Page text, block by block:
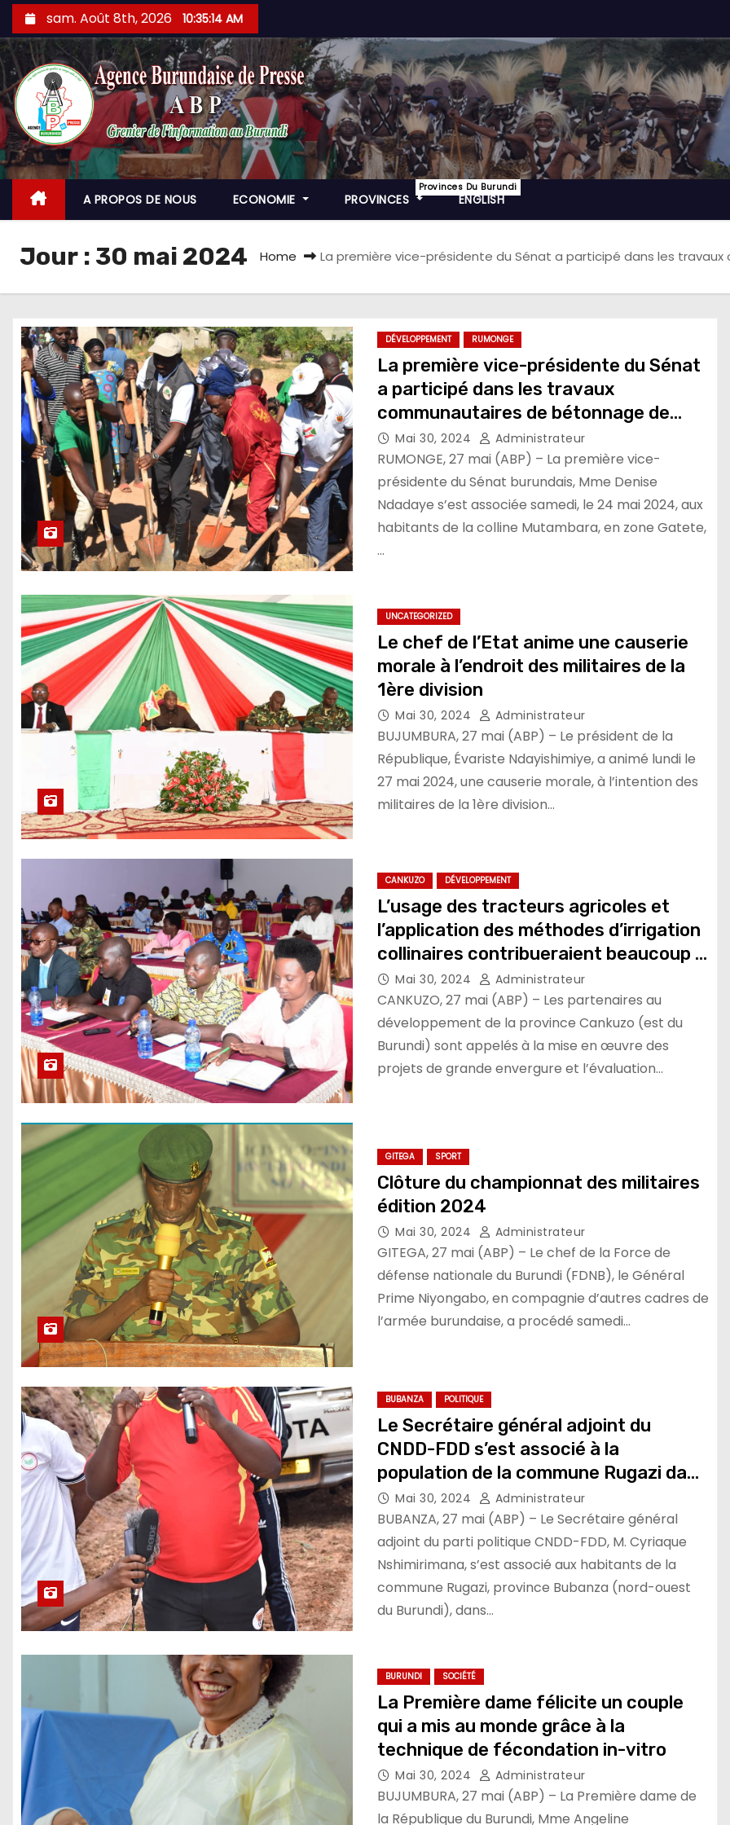
Skip
to
content
sam. Août 8th, 2026 10:35:15 AM
A PROPOS DE NOUS ECONOMIE PROVINCES
Provinces Du Burundi
ENGLISH
Jour : 30 mai 2024 Home La première vice-présidente du Sénat a participé dans les
DÉVELOPPEMENT RUMONGE
La première vice-présidente du Sénat
a participé dans les travaux
communautaires de bétonnage de
deux salles de classe
Mai 30, 2024 Administrateur
RUMONGE, 27 mai (ABP) – La première vice-
présidente du Sénat burundais, Mme Denise
Ndadaye s’est associée samedi, le 24 mai 2024, aux
habitants de la colline Mutambara, en zone Gatete,
…
UNCATEGORIZED
Le chef de l’Etat anime une causerie
morale à l’endroit des militaires de la
1ère division
Mai 30, 2024 Administrateur
BUJUMBURA, 27 mai (ABP) – Le président de la
République, Évariste Ndayishimiye, a animé lundi le
27 mai 2024, une causerie morale, à l’intention des
militaires de la 1ère division…
CANKUZO DÉVELOPPEMENT
L’usage des tracteurs agricoles et
l’application des méthodes d’irrigation
collinaires contribueraient beaucoup à
la réussite de la vision du pays
Mai 30, 2024 Administrateur
CANKUZO, 27 mai (ABP) – Les partenaires au
développement de la province Cankuzo (est du
Burundi) sont appelés à la mise en œuvre des
projets de grande envergure et l’évaluation…
GITEGA SPORT
Clôture du championnat des militaires
édition 2024
Mai 30, 2024 Administrateur
GITEGA, 27 mai (ABP) – Le chef de la Force de
défense nationale du Burundi (FDNB), le Général
Prime Niyongabo, en compagnie d’autres cadres de
l’armée burundaise, a procédé samedi…
BUBANZA POLITIQUE
Le Secrétaire général adjoint du
CNDD-FDD s’est associé à la
population de la commune Rugazi dans
des travaux de développement
communautaire
Mai 30, 2024 Administrateur
BUBANZA, 27 mai (ABP) – Le Secrétaire général
adjoint du parti politique CNDD-FDD, M. Cyriaque
Nshimirimana, s’est associé aux habitants de la
commune Rugazi, province Bubanza (nord-ouest
du Burundi), dans…
BURUNDI SOCIÉTÉ
La Première dame félicite un couple
qui a mis au monde grâce à la
technique de fécondation in-vitro
Mai 30, 2024 Administrateur
BUJUMBURA, 27 mai (ABP) – La Première dame de
la République du Burundi, Mme Angeline